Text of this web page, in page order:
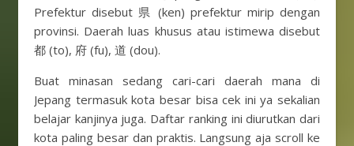
Prefektur disebut 県 (ken) prefektur mirip dengan
provinsi. Daerah luas khusus atau istimewa disebut
都 (to), 府 (fu), 道 (dou).
Buat minasan sedang cari-cari daerah mana di
Jepang termasuk kota besar bisa cek ini ya sekalian
belajar kanjinya juga. Daftar ranking ini diurutkan dari
kota paling besar dan praktis. Langsung aja scroll ke